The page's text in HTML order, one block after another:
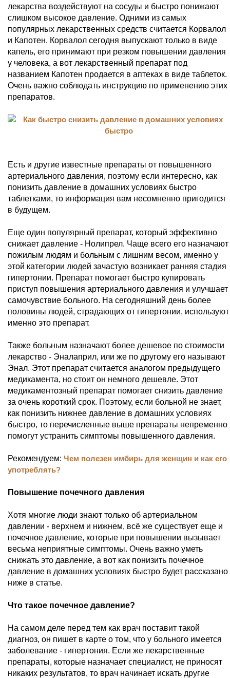
лекарства воздействуют на сосуды и быстро понижают
слишком высокое давление. Одними из самых
популярных лекарственных средств считается Корвалол
и Капотен. Корвалол сегодня выпускают только в виде
капель, его принимают при резком повышении давления
у человека, а вот лекарственный препарат под
названием Капотен продается в аптеках в виде таблеток.
Очень важно соблюдать инструкцию по применению этих
препаратов.
Есть и другие известные препараты от повышенного
артериального давления, поэтому если интересно, как
понизить давление в домашних условиях быстро
таблетками, то информация вам несомненно пригодится
в будущем.
Еще один популярный препарат, который эффективно
снижает давление - Нолипрел. Чаще всего его назначают
пожилым людям и больным с лишним весом, именно у
этой категории людей зачастую возникает ранняя стадия
гипертонии. Препарат помогает быстро купировать
приступ повышения артериального давления и улучшает
самочувствие больного. На сегодняшний день более
половины людей, страдающих от гипертонии, используют
именно это препарат.
Также больным назначают более дешевое по стоимости
лекарство - Эналаприл, или же по другому его называют
Энал. Этот препарат считается аналогом предыдущего
медикамента, но стоит он немного дешевле. Этот
медикаментозный препарат помогает снизить давление
за очень короткий срок. Поэтому, если больной не знает,
как понизить нижнее давление в домашних условиях
быстро, то перечисленные выше препараты непременно
помогут устранить симптомы повышенного давления.
Рекомендуем: Чем полезен имбирь для женщин и как его
употреблять?
Повышение почечного давления
Хотя многие люди знают только об артериальном
давлении - верхнем и нижнем, всё же существует еще и
почечное давление, которые при повышении вызывает
весьма неприятные симптомы. Очень важно уметь
снижать это давление, а вот как понизить почечное
давление в домашних условиях быстро будет рассказано
ниже в статье.
Что такое почечное давление?
На самом деле перед тем как врач поставит такой
диагноз, он пишет в карте о том, что у больного имеется
заболевание - гипертония. Если же лекарственные
препараты, которые назначает специалист, не приносят
никаких результатов, то врач начинает искать другие